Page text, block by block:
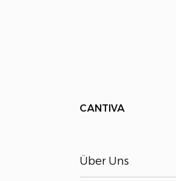
CANTIVA
Über Uns